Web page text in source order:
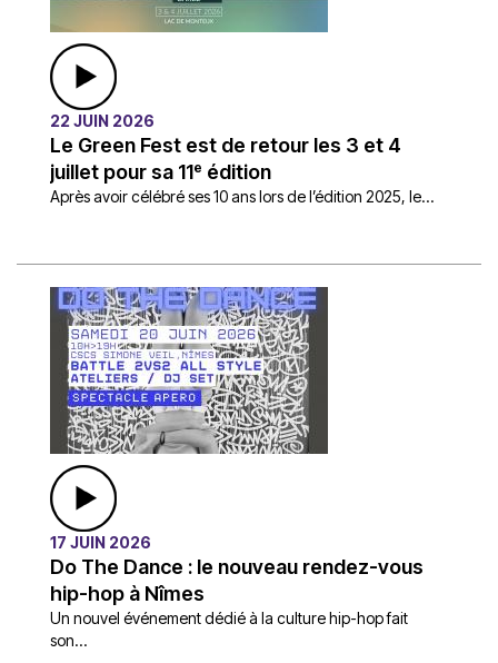
22 JUIN 2026
Le Green Fest est de retour les 3 et 4
juillet pour sa 11ᵉ édition
Après avoir célébré ses 10 ans lors de l’édition 2025, le...
17 JUIN 2026
Do The Dance : le nouveau rendez-vous
hip-hop à Nîmes
Un nouvel événement dédié à la culture hip-hop fait
son...